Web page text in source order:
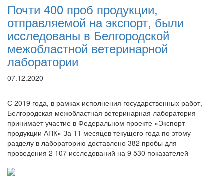
Почти 400 проб продукции,
отправляемой на экспорт, были
исследованы в Белгородской
межобластной ветеринарной
лаборатории
07.12.2020
С 2019 года, в рамках исполнения государственных работ,
Белгородская межобластная ветеринарная лаборатория
принимает участие в Федеральном проекте «Экспорт
продукции АПК» За 11 месяцев текущего года по этому
разделу в лабораторию доставлено 382 пробы для
проведения 2 107 исследований на 9 530 показателей